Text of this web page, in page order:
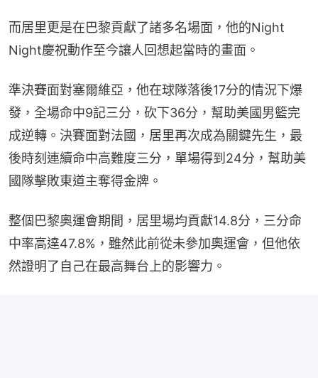
而居里更是在巴黎貢獻了諸多名場面，他的Night
Night慶祝動作至今讓人回想起當時的畫面。
準決賽面對塞爾維亞，他在球隊落後17分的情況下爆
發，全場命中9記三分，砍下36分，幫助美國男籃完
成逆轉。決賽面對法國，居里再次成為關鍵先生，最
後時刻連續命中高難度三分，單場得到24分，幫助美
國隊擊敗東道主奪得金牌。
整個巴黎奧運會期間，居里場均貢獻14.8分，三分命
中率高達47.8%，雖然此前從未參加奧運會，但他依
然證明了自己在最高舞台上的影響力。